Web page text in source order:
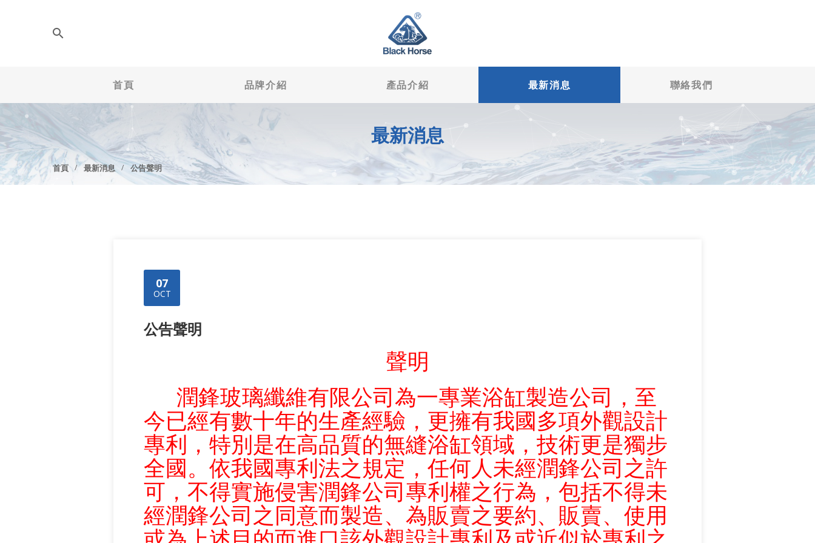
首頁 品牌介紹 產品介紹 最新消息 聯絡我們
最新消息
首頁 最新消息 公告聲明
07
OCT
公告聲明
聲明
潤鋒玻璃纖維有限公司為一專業浴缸製造公司，至
今已經有數十年的生產經驗，更擁有我國多項外觀設計
專利，特別是在高品質的無縫浴缸領域，技術更是獨步
全國。依我國專利法之規定，任何人未經潤鋒公司之許
可，不得實施侵害潤鋒公司專利權之行為，包括不得未
經潤鋒公司之同意而製造、為販賣之要約、販賣、使用